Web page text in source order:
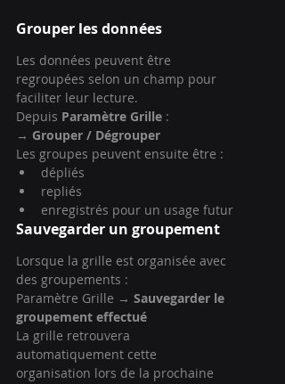
Grouper les données
Les données peuvent être
regroupées selon un champ pour
faciliter leur lecture.
Depuis Paramètre Grille :
→ Grouper / Dégrouper
Les groupes peuvent ensuite être :
dépliés
repliés
enregistrés pour un usage futur
Sauvegarder un groupement
Lorsque la grille est organisée avec
des groupements :
Paramètre Grille → Sauvegarder le
groupement effectué
La grille retrouvera
automatiquement cette
organisation lors de la prochaine